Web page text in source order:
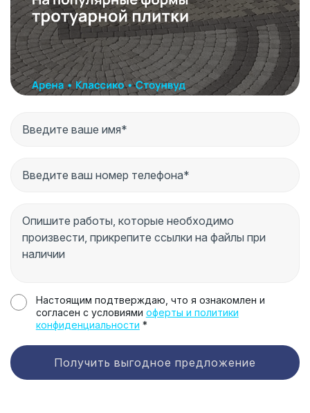
Настоящим подтверждаю, что я ознакомлен и
согласен с условиями оферты и политики
конфиденциальности *
Получить выгодное предложение